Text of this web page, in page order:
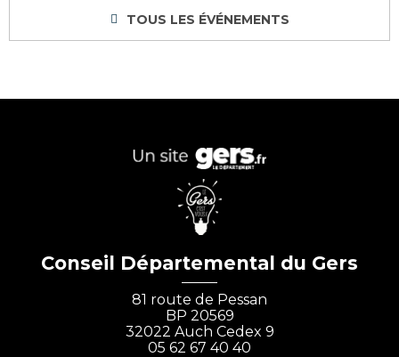
TOUS LES ÉVÉNEMENTS
Conseil Départemental du Gers
81 route de Pessan
BP 20569
32022 Auch Cedex 9
05 62 67 40 40